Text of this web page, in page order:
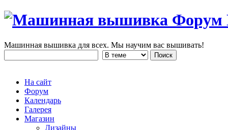
Машинная вышивка для всех. Мы научим вас вышивать!
На сайт
Форум
Календарь
Галерея
Магазин
Дизайны